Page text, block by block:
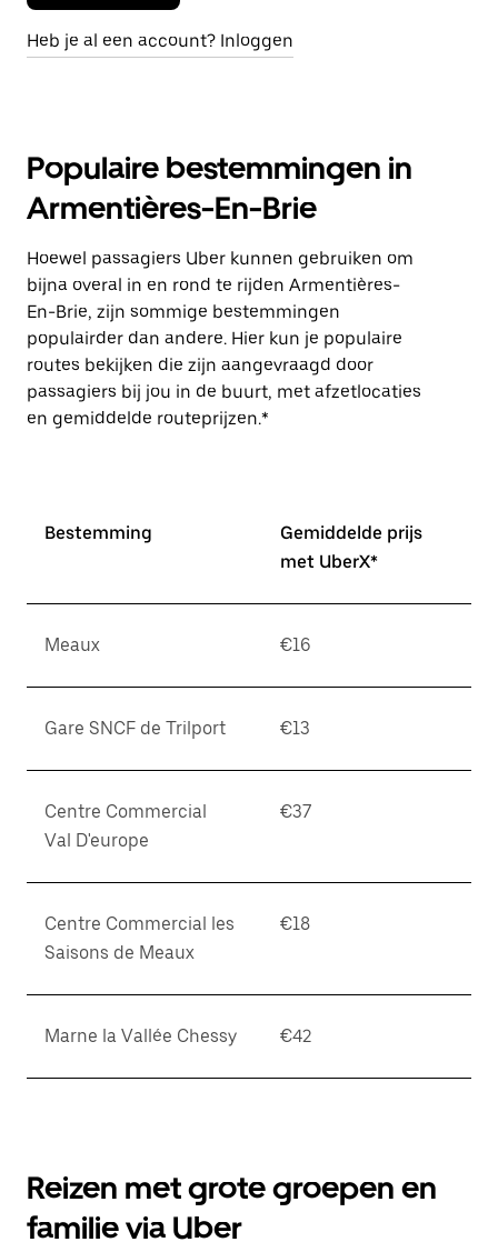
Heb je al een account? Inloggen
Populaire bestemmingen in
Armentières-En-Brie
Hoewel passagiers Uber kunnen gebruiken om
bijna overal in en rond te rijden Armentières-
En-Brie, zijn sommige bestemmingen
populairder dan andere. Hier kun je populaire
routes bekijken die zijn aangevraagd door
passagiers bij jou in de buurt, met afzetlocaties
en gemiddelde routeprijzen.*
Bestemming
Gemiddelde prijs
met UberX*
Meaux €16
Gare SNCF de Trilport €13
Centre Commercial
Val D'europe
€37
Centre Commercial les
Saisons de Meaux
€18
Marne la Vallée Chessy €42
Reizen met grote groepen en
familie via Uber